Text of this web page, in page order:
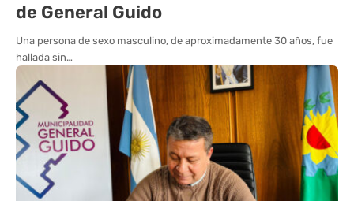
de General Guido
Una persona de sexo masculino, de aproximadamente 30 años, fue
hallada sin…